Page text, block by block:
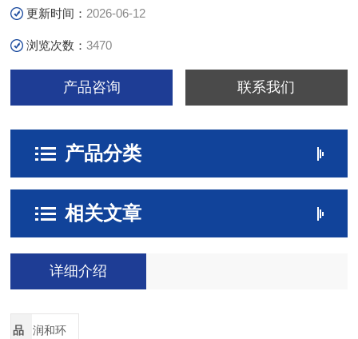
更新时间： 2026-06-12
浏览次数：3470
产品咨询 联系我们
产品分类
相关文章
详细介绍
品
润和环